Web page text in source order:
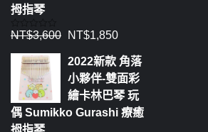
拇指琴
評
0
NT$3,600 NT$1,850
2022新款 角落
小夥伴-雙面彩
繪卡林巴琴 玩
偶 Sumikko Gurashi 療癒